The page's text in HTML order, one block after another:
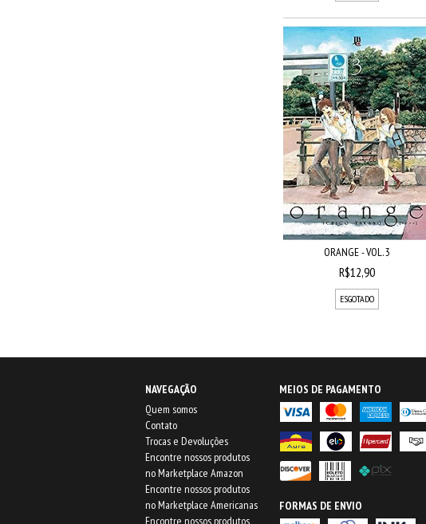
ORANGE - VOL. 3
R$12,90
ESGOTADO
NAVEGAÇÃO
Quem somos
Contato
Trocas e Devoluções
Encontre nossos produtos
no Marketplace Amazon
Encontre nossos produtos
no Marketplace Americanas
Encontre nossos produtos
MEIOS DE PAGAMENTO
FORMAS DE ENVIO